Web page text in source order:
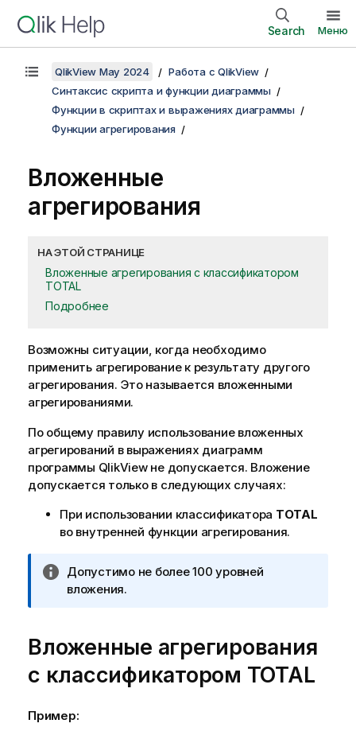
Search Меню
QlikView May 2024
Работа с QlikView
Синтаксис скрипта и функции диаграммы
Функции в скриптах и выражениях диаграммы
Функции агрегирования
Вложенные
агрегирования
НА ЭТОЙ СТРАНИЦЕ
Вложенные агрегирования с классификатором
TOTAL
Подробнее
Возможны ситуации, когда необходимо
применить агрегирование к результату другого
агрегирования. Это называется вложенными
агрегированиями.
По общему правилу использование вложенных
агрегирований в выражениях диаграмм
программы QlikViewне допускается. Вложение
допускается только в следующих случаях:
При использовании классификатора TOTAL
во внутренней функции агрегирования.
П
р
е
ч
а
и
Допустимо не более 100 уровней
вложения.
Вложенные агрегирования
с классификатором TOTAL
Пример: